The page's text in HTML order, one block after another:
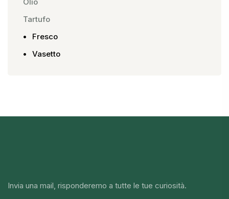
Tartufo
Fresco
Vasetto
Invia una mail, risponderemo a tutte le tue curiosità.